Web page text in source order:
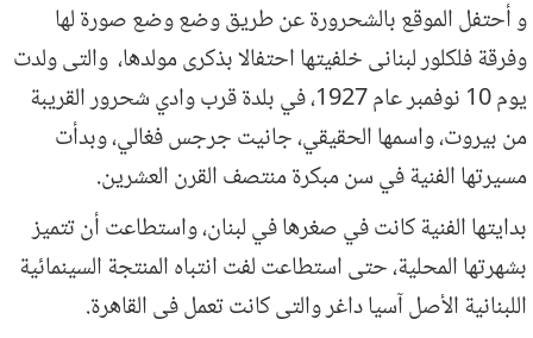
و أحتفل الموقع بالشحرورة عن طريق وضع وضع صورة لها
وفرقة فلكلور لبنانى خلفيتها احتفالا بذكرى مولدها، والتى ولدت
يوم 10 نوفمبر عام 1927، في بلدة قرب وادي شحرور القريبة
من بيروت، واسمها الحقيقي، جانيت جرجس فغالي، وبدأت
مسيرتها الفنية في سن مبكرة منتصف القرن العشرين.
بدايتها الفنية كانت في صغرها في لبنان، واستطاعت أن تتميز
بشهرتها المحلية، حتى استطاعت لفت انتباه المنتجة السينمائية
اللبنانية الأصل آسيا داغر والتى كانت تعمل فى القاهرة.